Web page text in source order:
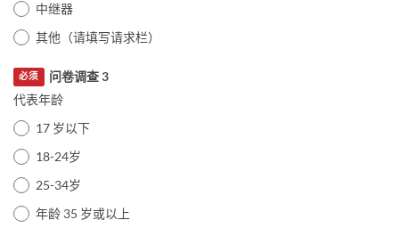
中继器
其他（请填写请求栏）
问卷调查 3
必须
代表年龄
17 岁以下
18-24岁
25-34岁
年龄 35 岁或以上